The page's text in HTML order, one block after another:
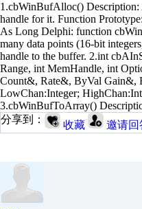
1.cbWinBufAlloc() Description:
handle for it. Function
As Long Delphi: function
many data points (16-bit
handle to the buffer. 2.int
Range, int MemHandle, int
Count&, Rate&, ByVal Gain&,
LowChan:Integer;
3.cbWinBufToArray()
分享到：
收藏 邀请回